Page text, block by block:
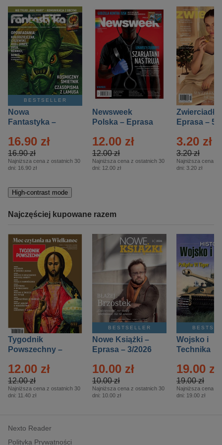
BESTSELLER
Nowa
Fantastyka –
16.90 zł
16.90 zł
Najniższa cena z ostatnich 30
dni: 16.90 zł
Newsweek
Polska – Eprasa
12.00 zł
12.00 zł
Najniższa cena z ostatnich 30
dni: 12.00 zł
Zwierciadło
Eprasa – 5/
3.20 zł
3.20 zł
Najniższa cena z
dni: 3.20 zł
High-contrast mode
Najczęściej kupowane razem
Tygodnik
Powszechny –
12.00 zł
12.00 zł
Najniższa cena z ostatnich 30
dni: 11.40 zł
BESTSELLER
Nowe Książki –
Eprasa – 3/2026
10.00 zł
10.00 zł
Najniższa cena z ostatnich 30
dni: 10.00 zł
Wojsko i
Technika
– 2/2026
19.00 zł
19.00 zł
Najniższa cena z
dni: 19.00 zł
Nexto Reader
Polityka Prywatności